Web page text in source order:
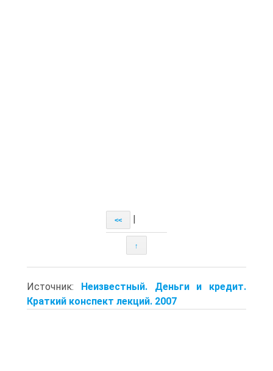
<<
↑
Источник: Неизвестный. Деньги и кредит.
Краткий конспект лекций. 2007